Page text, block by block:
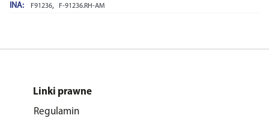
INA: F91236, F-91236.RH-AM
Linki prawne
Regulamin